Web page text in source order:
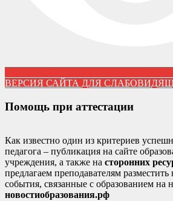
ВЕРСИЯ САЙТА ДЛЯ
Помощь при аттестации
Как известно один из критериев
педагога – публикация на сайте
учреждения, а также на сторонних
предлагаем преподавателям разместить
события, связанные с образованием на
новостиобразования.рф